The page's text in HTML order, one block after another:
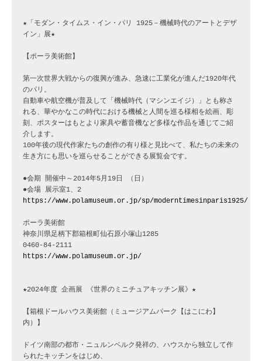
★「モダン・タイムス・イン・パリ 1925－機械時代のアートとデザ
イン」展★
【ポーラ美術館】
第一次世界大戦からの復興が進み、急速に工業化が進んだ1920年代
のパリ。
自動車や航空機が普及して「機械時代（マシンエイジ）」とも称さ
れる、華やかなこの時代における機械と人間を巡る様相を絵画、彫
刻、ポスターはもとより家具や蓄音機など多様な作品を通じてご紹
介します。
100年後の現代作家たちの創作の有り様と見比べて、私たちの未来の
生き方にも思いを巡らせることができる展覧会です。
●会期 開催中～2014年5月19日 （日）
https://www.polamuseum.or.jp/sp/moderntimesinparis1925/
ポーラ美術館
神奈川県足柄下郡箱根町仙石原小塚山1285
https://www.polamuseum.or.jp/
★2024年度 企画展 《世界のミニチュアキッチン展》★
【箱根ドールハウス美術館（ミュージアムパーク【はこにわ】
内）】
ドイツ南部の都市・ニュルンベルク発祥の、ハウスから独立して作
られたキッチンをはじめ、